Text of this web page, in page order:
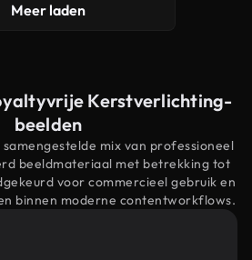
Meer laden
Kerstverlichting-
beelden
mix van professioneel
beeldmateriaal met betrekking tot
voor commercieel gebruik en
binnen moderne contentworkflows.